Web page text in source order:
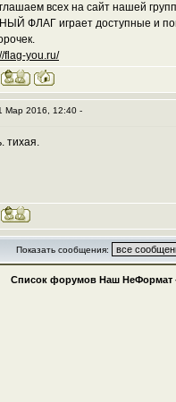
всех на сайт нашей
ФЛАГ играет доступные и
flag-you.ru/
Мар 2016, 12:40 -
тихая.
Показать сообщения:
Список форумов Наш НеФормат